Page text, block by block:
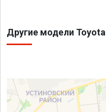
Другие модели Toyota